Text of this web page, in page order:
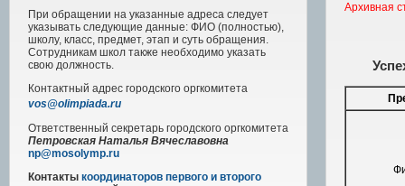
При обращении на указанные адреса следует
указывать следующие данные: ФИО (полностью),
школу, класс, предмет, этап и суть обращения.
Сотрудникам школ также необходимо указать
свою должность.
Контактный адрес городского оргкомитета
vos@olimpiada.ru
Ответственный секретарь городского оргкомитета
Петровская Наталья Вячеславовна
np@mosolymp.ru
Контакты координаторов первого и второго
Архивная